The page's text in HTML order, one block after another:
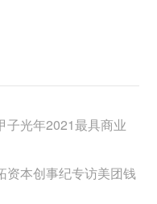
子光年2021最具商业
资本创事纪专访美团钱